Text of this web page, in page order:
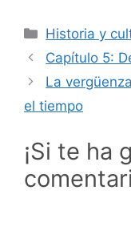
Categorías
Historia y
Capítulo 5:
La
el tiempo
¡Si te ha